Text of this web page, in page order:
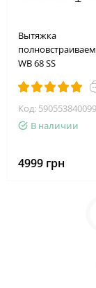
Вытяжка
WB 68 SS
Код:
В наличии
4999 грн